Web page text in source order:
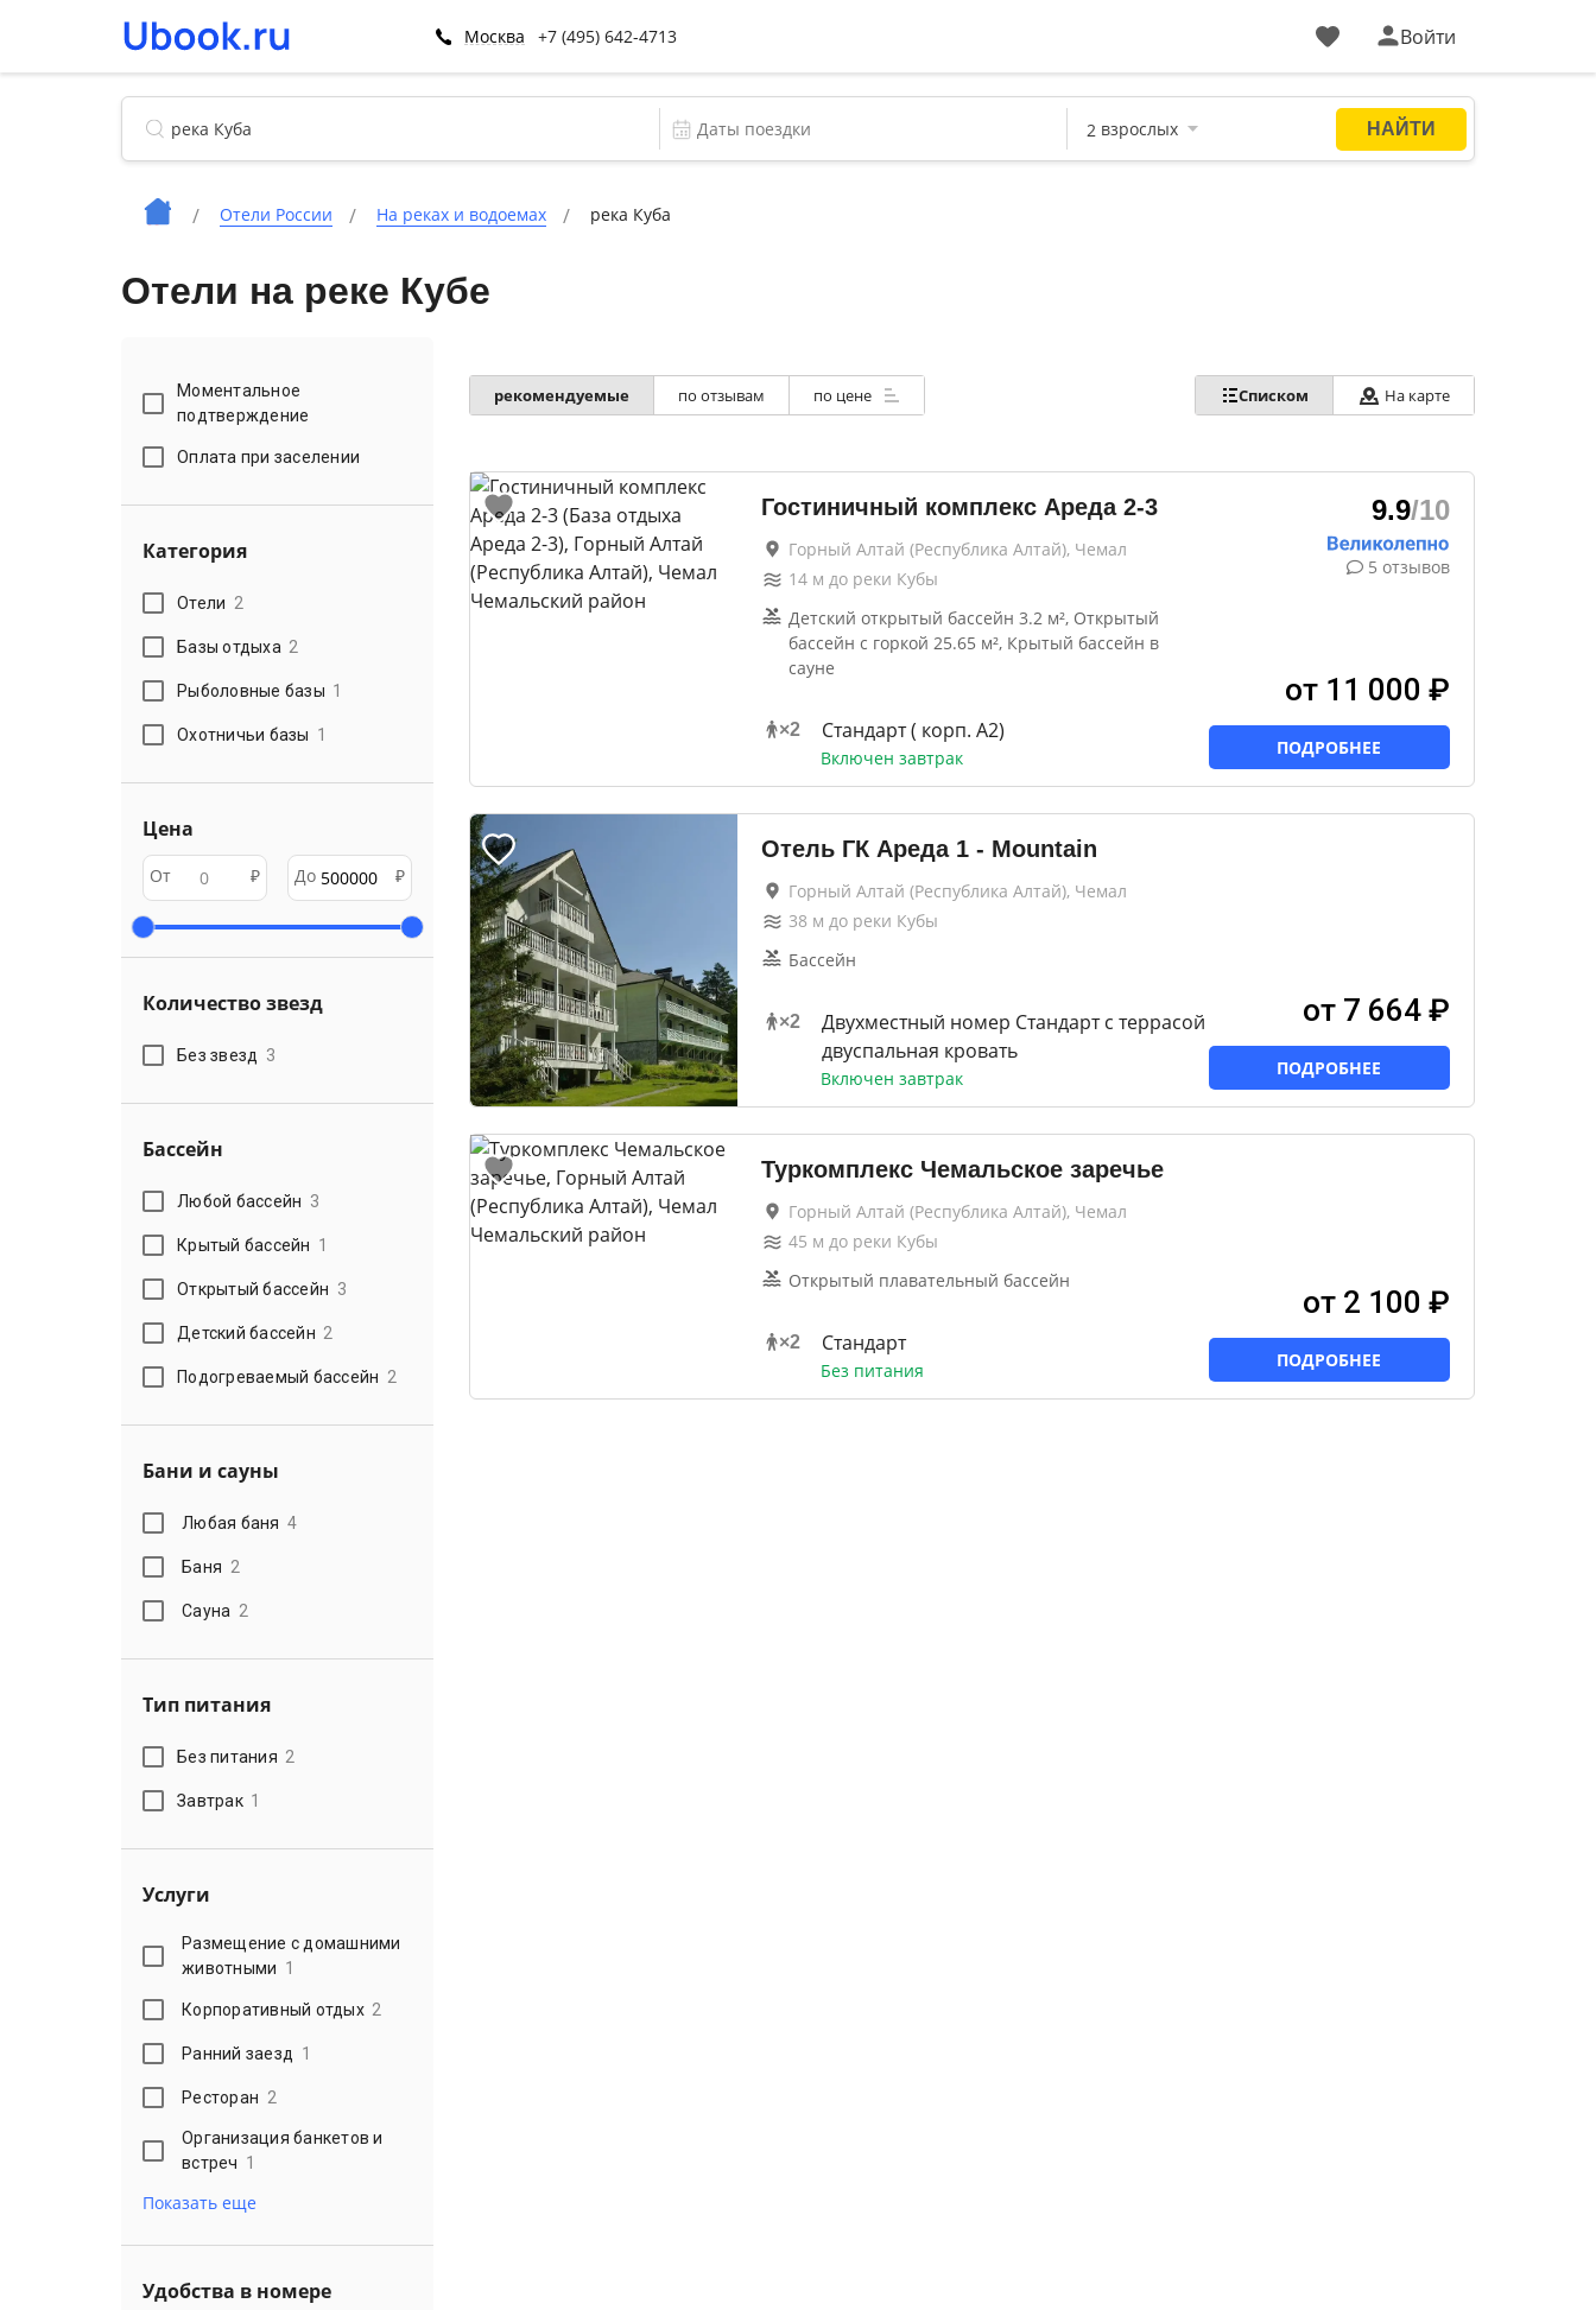
Москва +7 (495) 642-4713 Войти
Отели России На реках и водоемах река Куба
Отели на реке Кубе
Моментальное
подтверждение
Оплата при заселении
Категория
Отели 2
Базы отдыха 2
Рыболовные базы 1
Охотничьи базы 1
Цена
От ₽ До ₽
Количество звезд
Без звезд 3
Бассейн
Любой бассейн 3
Крытый бассейн 1
Открытый бассейн 3
Детский бассейн 2
Подогреваемый бассейн 2
Бани и сауны
Любая баня 4
Баня 2
Сауна 2
Тип питания
Без питания 2
Завтрак 1
Услуги
Размещение с домашними
животными 1
Корпоративный отдых 2
Ранний заезд 1
Ресторан 2
Организация банкетов и
встреч 1
Показать еще
Удобства в номере
рекомендуемые по отзывам по цене Списком На карте
Гостиничный комплекс Ареда 2-3
Горный Алтай (Республика Алтай), Чемал
14м до реки Кубы
Детский открытый бассейн 3.2 м², Открытый
бассейн с горкой 25.65 м², Крытый бассейн в
сауне
×2 Стандарт ( корп. А2)
Включен завтрак
9.9/10
5 отзывов
от 11 000 ₽
ПОДРОБНЕЕ
Отель ГК Ареда 1 - Mountain
Горный Алтай (Республика Алтай), Чемал
38 м до реки Кубы
Бассейн
×2
Двухместный номер Стандарт с террасой
двуспальная кровать
Включен завтрак
от 7 664 ₽
ПОДРОБНЕЕ
Туркомплекс Чемальское заречье
Горный Алтай (Республика Алтай), Чемал
45 м до реки Кубы
Открытый плавательный бассейн
×2 Стандарт
Без питания
от 2 100 ₽
ПОДРОБНЕЕ